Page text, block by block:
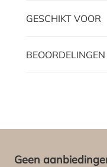
GESCHIKT VOOR
BEOORDELINGEN
Geen